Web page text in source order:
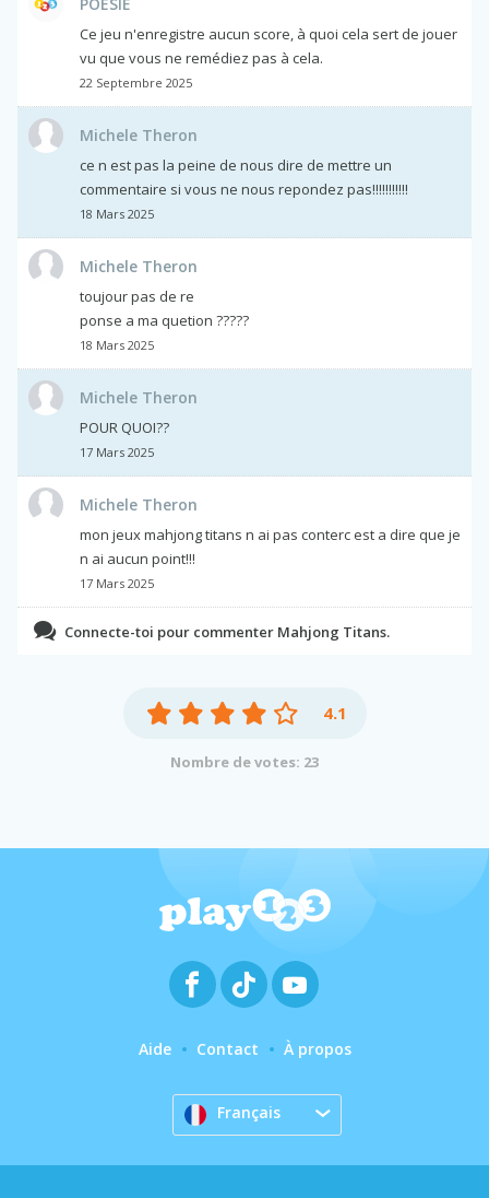
Ce jeu n'enregistre aucun score, à quoi cela sert de jouer
vu que vous ne remédiez pas à cela.
22 Septembre 2025
Michele Theron
ce n est pas la peine de nous dire de mettre un
commentaire si vous ne nous repondez pas!!!!!!!!!!!
18 Mars 2025
Michele Theron
toujour pas de re
ponse a ma quetion ?????
18 Mars 2025
Michele Theron
POUR QUOI??
17 Mars 2025
Michele Theron
mon jeux mahjong titans n ai pas conterc est a dire que je
n ai aucun point!!!
17 Mars 2025
Connecte-toi pour commenter Mahjong Titans.
4.1
Nombre de votes: 23
Aide Contact À propos
Français